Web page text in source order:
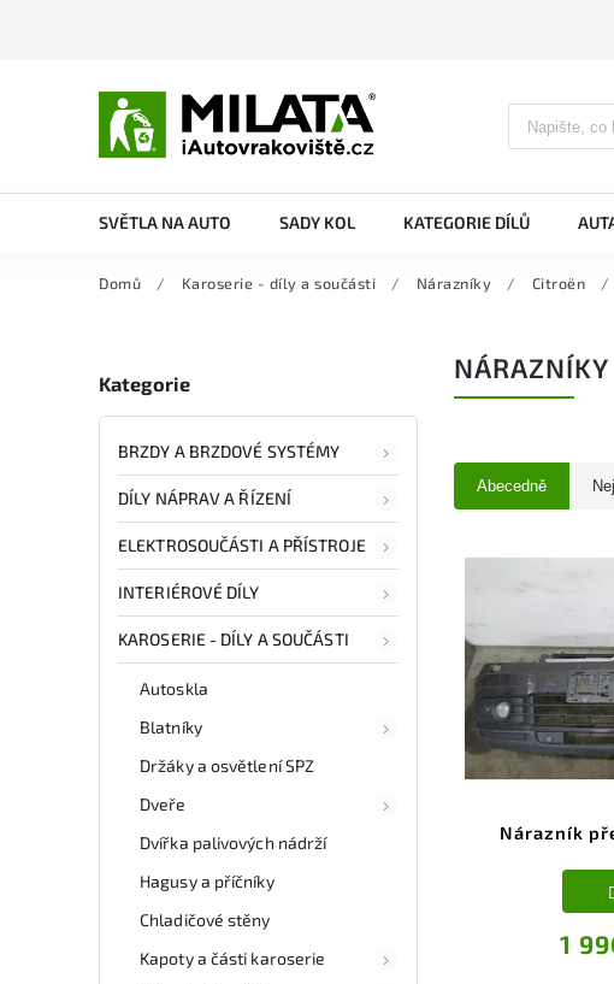
SVĚTLA NA AUTO SADY KOL KATEGORIE DÍLŮ
Domů / Karoserie - díly a součásti / Nárazníky / Citroën /
Kategorie
BRZDY A BRZDOVÉ SYSTÉMY
DÍLY NÁPRAV A ŘÍZENÍ
ELEKTROSOUČÁSTI A PŘÍSTROJE
INTERIÉROVÉ DÍLY
KAROSERIE - DÍLY A SOUČÁSTI
Autoskla
Blatníky
Držáky a osvětlení SPZ
Dveře
Dvířka palivových nádrží
Hagusy a příčníky
Chladičové stěny
Kapoty a části karoserie
NÁRAZNÍKY
Abecedně
Nárazník
1